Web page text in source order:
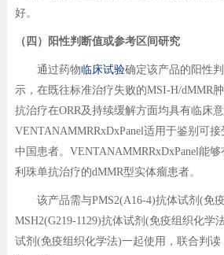
好。
（四）阳性判断值或参考区间研究
通过药物临床试验确定该产品的阳性
示，在既往标准治疗失败的MSI-H/dMMR
抗治疗在ORR及持续缓解方面均具有临床意
VENTANAMMRRxDxPanel适用于鉴别可
中国患者。VENTANAMMRRxDxPanel能
利珠单抗治疗的dMMR型实体瘤患者。
该产品需与PMS2(A16-4)抗体试剂(免疫
MSH2(G219-1129)抗体试剂(免疫组织化学
试剂(免疫组织化学法)一起使用，联合判